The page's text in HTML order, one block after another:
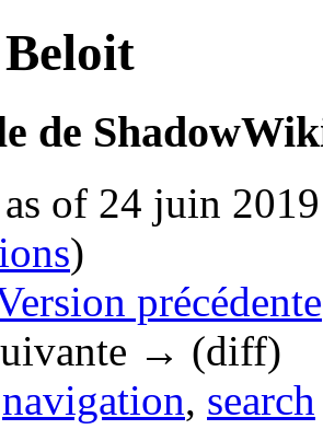
de
of 24 juin
)
précédente
→ (diff)
navigation, search